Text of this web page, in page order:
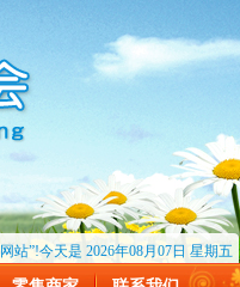
站”!今天是 2026年08月07日 星期五